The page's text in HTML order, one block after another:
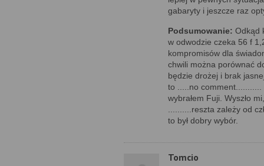
gabaryty i jeszcze raz
Podsumowanie: Odkąd
w odwodzie czeka 56 f
kompromisów dla
chwili można porównać
będzie drożej i brak
to .....no
wybrałem Fuji. Wyszło
..........reszta zależy od
to był dobry wybór.
Tomcio